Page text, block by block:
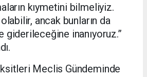
kıymetini bilmeliyiz.
ancak bunların da
giderileceğine inanıyoruz.”
Meclis Gündeminde